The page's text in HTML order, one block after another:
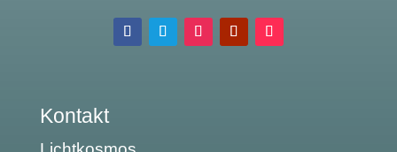
Kontakt